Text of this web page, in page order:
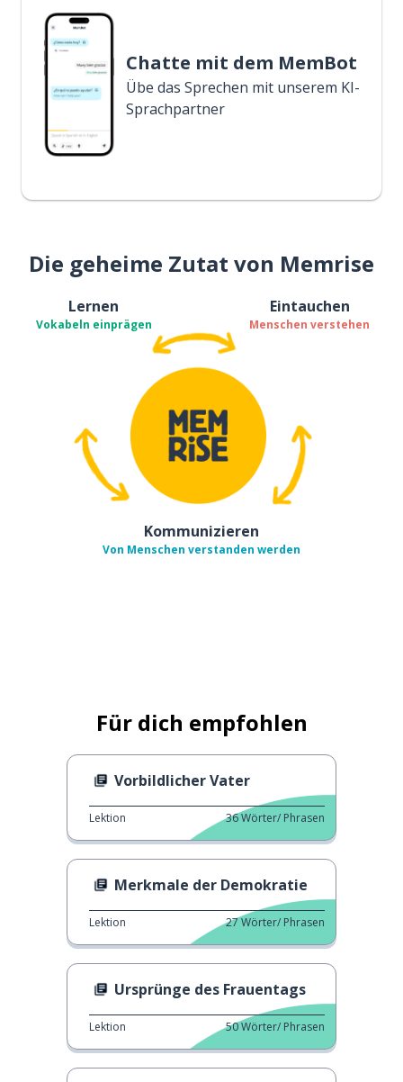
Chatte mit dem MemBot
Übe das Sprechen mit unserem KI-
Sprachpartner
Die geheime Zutat von Memrise
Lernen
Vokabeln einprägen
Eintauchen
Menschen verstehen
Kommunizieren
Von Menschen verstanden werden
Für dich empfohlen
Vorbildlicher Vater
Lektion 36Wörter/ Phrasen
Merkmale der Demokratie
Lektion 27Wörter/ Phrasen
Ursprünge des Frauentags
Lektion 50Wörter/ Phrasen